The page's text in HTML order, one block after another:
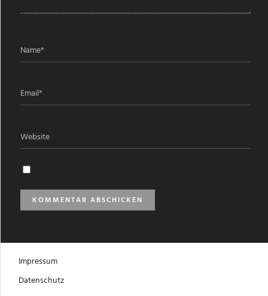
Impressum
Datenschutz